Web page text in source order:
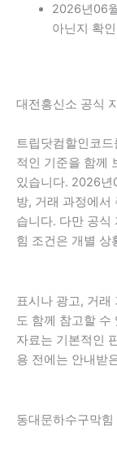
2026년06
아닌지 확인
대전흥신소 공식
트립닷컴할인코
적인 기준을 함께
있습니다. 2026년
방, 거래 과정에서
습니다. 다만 공식
힘 조건은 개별 상
표시나 광고, 거래
도 함께 참고할
자료는 기본적인
용 전에는 안내받
동대문하수구막